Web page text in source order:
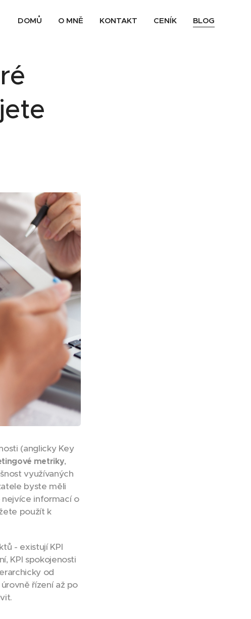
DOMŮ O MNĚ KONTAKT CENÍK BLOG
(anglicky Key
metriky,
využívaných
byste měli
informací o
použít k
- existují KPI
KPI spokojenosti
od
řízení až po